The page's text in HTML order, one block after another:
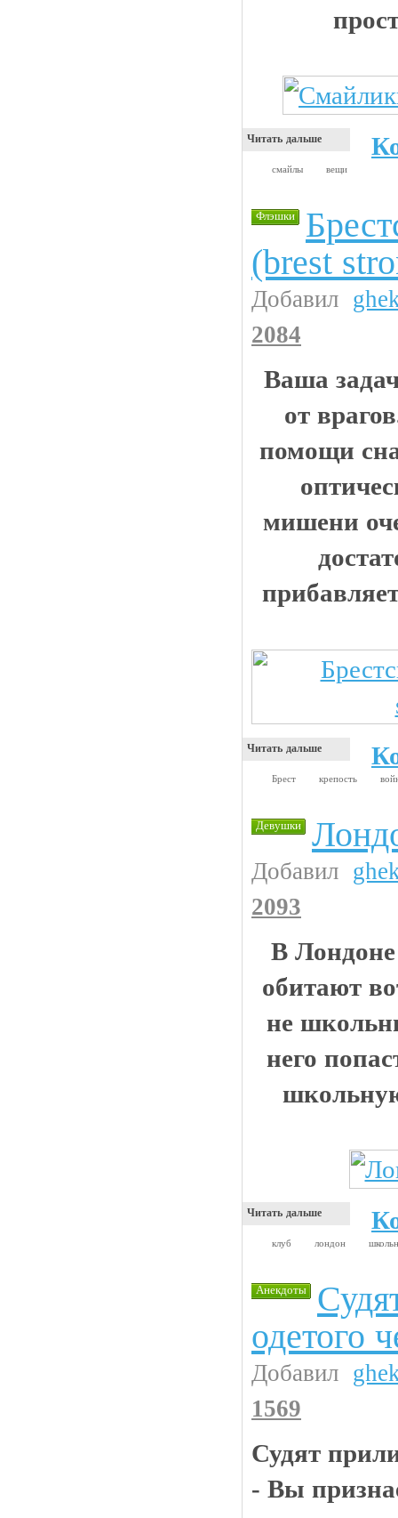
Читать дальше
смайлы вещи
Флэшки
(brest
Добавил
2084
Ваша
от
помощи
мишени
Читать дальше
Брест крепость
Девушки
Добавил
2093
В Лондоне
обитают
не
него
Читать дальше
клуб лондон
Анекдоты
одетого
Добавил
1569
Судят
- Вы